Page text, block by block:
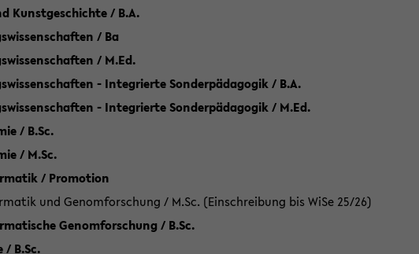
Kunstgeschichte / B.A.
/ Ba
/ M.Ed.
- Integrierte Sonderpädagogik / B.A.
- Integrierte Sonderpädagogik / M.Ed.
/ B.Sc.
/ M.Sc.
/ Promotion
und Genomforschung / M.Sc. (Einschreibung bis WiSe 25/26)
Genomforschung / B.Sc.
/ B.Sc.